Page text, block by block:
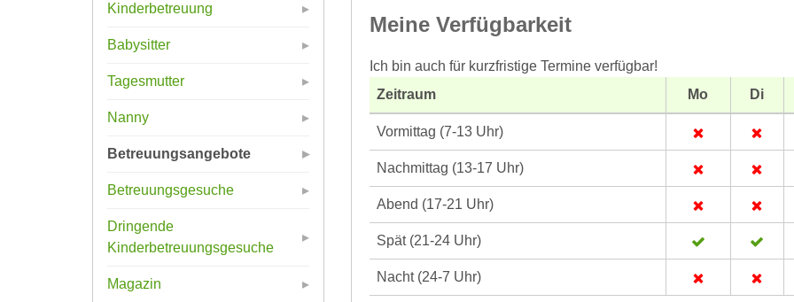
Kinderbetreuung
Babysitter
Tagesmutter
Nanny
Betreuungsangebote
Betreuungsgesuche
Dringende
Kinderbetreuungsgesuche
Magazin
Meine Verfügbarkeit
Ich bin auch für kurzfristige Termine verfügbar!
Zeitraum
Mo Di
Vormittag (7-13 Uhr)
Nachmittag (13-17 Uhr)
Abend (17-21 Uhr)
Spät (21-24 Uhr)
Nacht (24-7 Uhr)